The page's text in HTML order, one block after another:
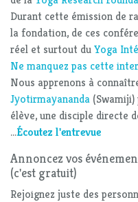
Durant cette émission de
la fondation, de ces
réel et surtout duYoga
Ne manquez pas cette
Nous apprenons à
Jyotirmayananda
élève, une disciple directe
...Écoutez l'entrevue
Annoncez vos
(c'est gratuit)
Rejoignez juste des